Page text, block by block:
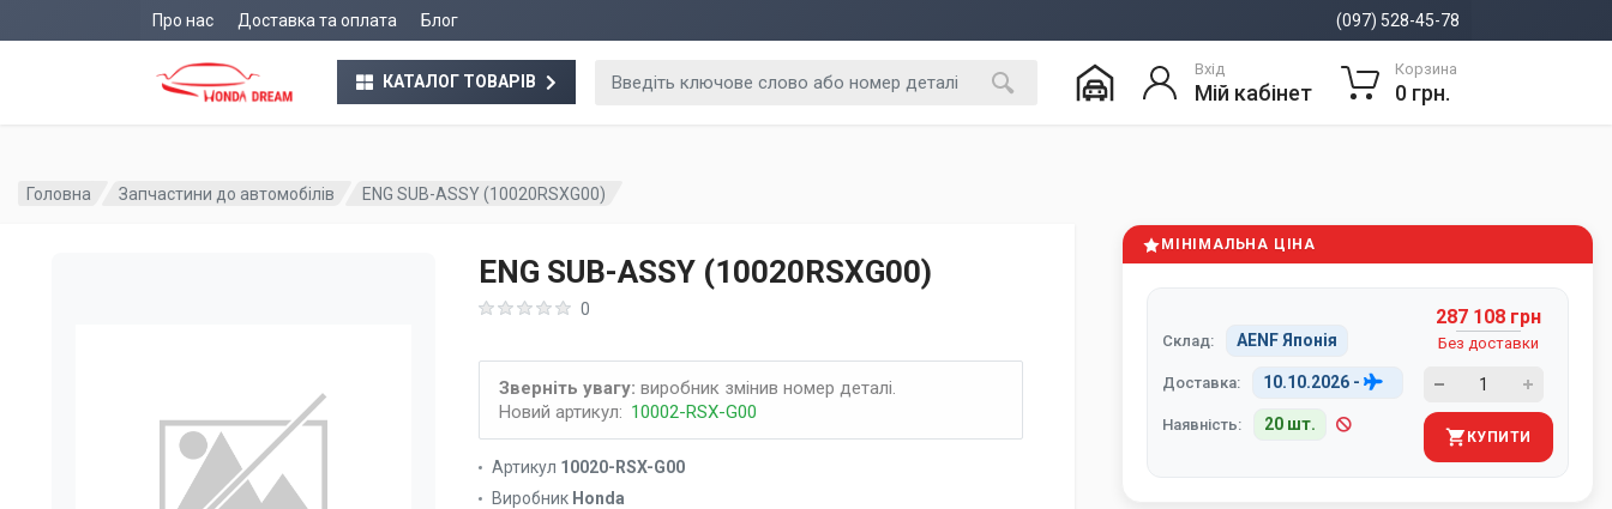
Про нас Доставка та оплата Блог (097) 528-45-78
КАТАЛОГ ТОВАРІВ
Вхід
Мій кабінет
Корзина
0 грн.
Головна Запчастини до автомобілів ENG SUB-ASSY (10020RSXG00)
ENG SUB-ASSY (10020RSXG00)
0
Зверніть увагу: виробник змінив номер деталі.
Новий артикул: 10002-RSX-G00
Артикул 10020-RSX-G00
Виробник Honda
МІНІМАЛЬНА ЦІНА
Склад: AENF Японія
Доставка: 10.10.2026 -
Наявність: 20 шт.
287 108 грн
Без доставки
КУПИТИ